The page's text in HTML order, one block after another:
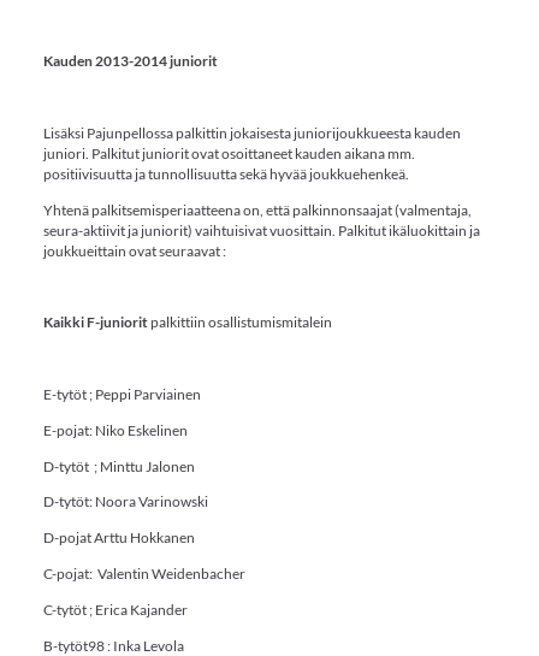
Kauden 2013-2014 juniorit
Lisäksi Pajunpellossa palkittin jokaisesta juniorijoukkueesta kauden
juniori. Palkitut juniorit ovat osoittaneet kauden aikana mm.
positiivisuutta ja tunnollisuutta sekä hyvää joukkuehenkeä.
Yhtenä palkitsemisperiaatteena on, että palkinnonsaajat (valmentaja,
seura-aktiivit ja juniorit) vaihtuisivat vuosittain. Palkitut ikäluokittain ja
joukkueittain ovat seuraavat :
Kaikki F-junioritpalkittiin osallistumismitalein
E-tytöt ; Peppi Parviainen
E-pojat: Niko Eskelinen
D-tytöt ; Minttu Jalonen
D-tytöt: Noora Varinowski
D-pojat Arttu Hokkanen
C-pojat: Valentin Weidenbacher
C-tytöt ; Erica Kajander
B-tytöt98 : Inka Levola